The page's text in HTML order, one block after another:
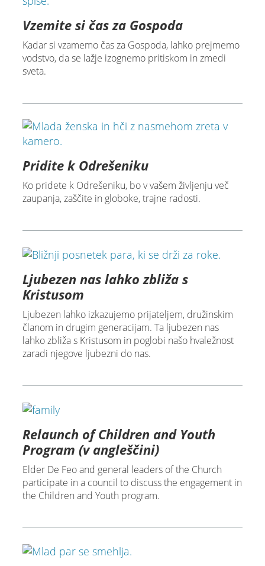
Vzemite si čas za Gospoda
Kadar si vzamemo čas za Gospoda, lahko prejmemo
vodstvo, da se lažje izognemo pritiskom in zmedi
sveta.
Pridite k Odrešeniku
Ko pridete k Odrešeniku, bo v vašem življenju več
zaupanja, zaščite in globoke, trajne radosti.
Ljubezen nas lahko zbliža s
Kristusom
Ljubezen lahko izkazujemo prijateljem, družinskim
članom in drugim generacijam. Ta ljubezen nas
lahko zbliža s Kristusom in poglobi našo hvaležnost
zaradi njegove ljubezni do nas.
Relaunch of Children and Youth
Program (v angleščini)
Elder De Feo and general leaders of the Church
participate in a council to discuss the engagement in
the Children and Youth program.